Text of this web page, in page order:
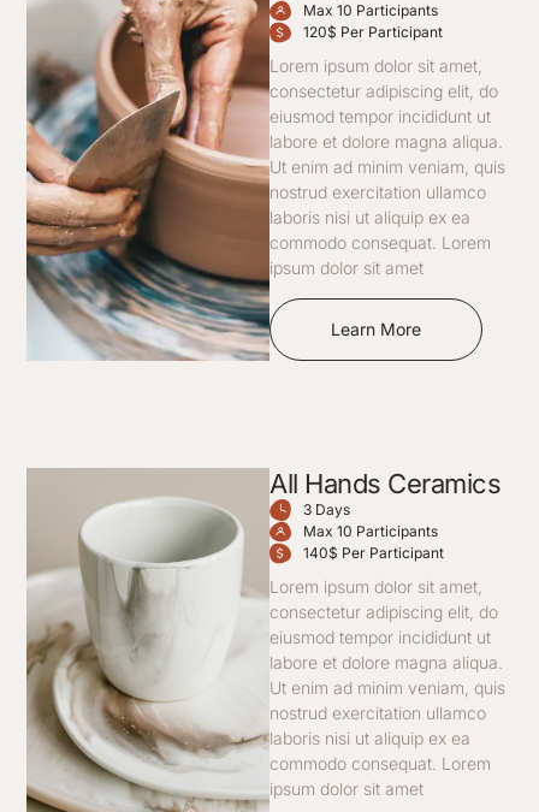
Max 10 Participants
120$ Per Participant
Lorem ipsum dolor sit amet,
consectetur adipiscing elit, do
eiusmod tempor incididunt ut
labore et dolore magna aliqua.
Ut enim ad minim veniam, quis
nostrud exercitation ullamco
laboris nisi ut aliquip ex ea
commodo consequat. Lorem
ipsum dolor sit amet
Learn More
All Hands Ceramics
3 Days
Max 10 Participants
140$ Per Participant
Lorem ipsum dolor sit amet,
consectetur adipiscing elit, do
eiusmod tempor incididunt ut
labore et dolore magna aliqua.
Ut enim ad minim veniam, quis
nostrud exercitation ullamco
laboris nisi ut aliquip ex ea
commodo consequat. Lorem
ipsum dolor sit amet